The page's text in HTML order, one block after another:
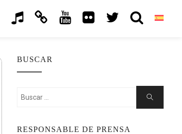
BUSCAR
Buscar:
Buscar
RESPONSABLE DE PRENSA